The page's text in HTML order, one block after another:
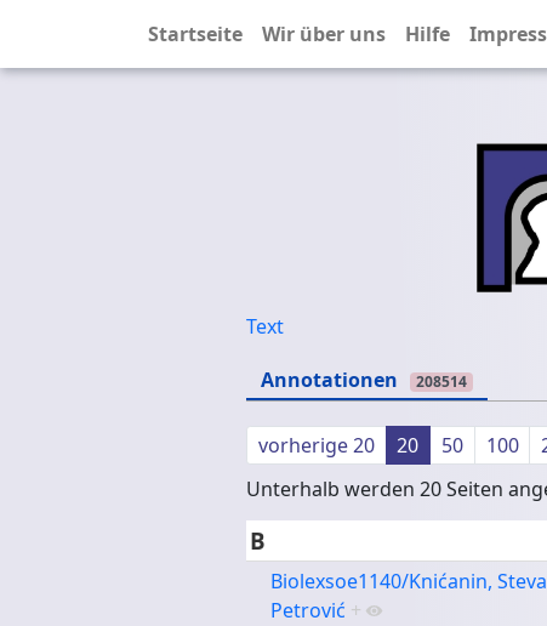
Startseite Wir über uns Hilfe
Text
Annotationen
208514
vorherige 20 20 50 100
Unterhalb werden 20 Seiten
B
Biolexsoe1140/Knićanin,
Petrović +